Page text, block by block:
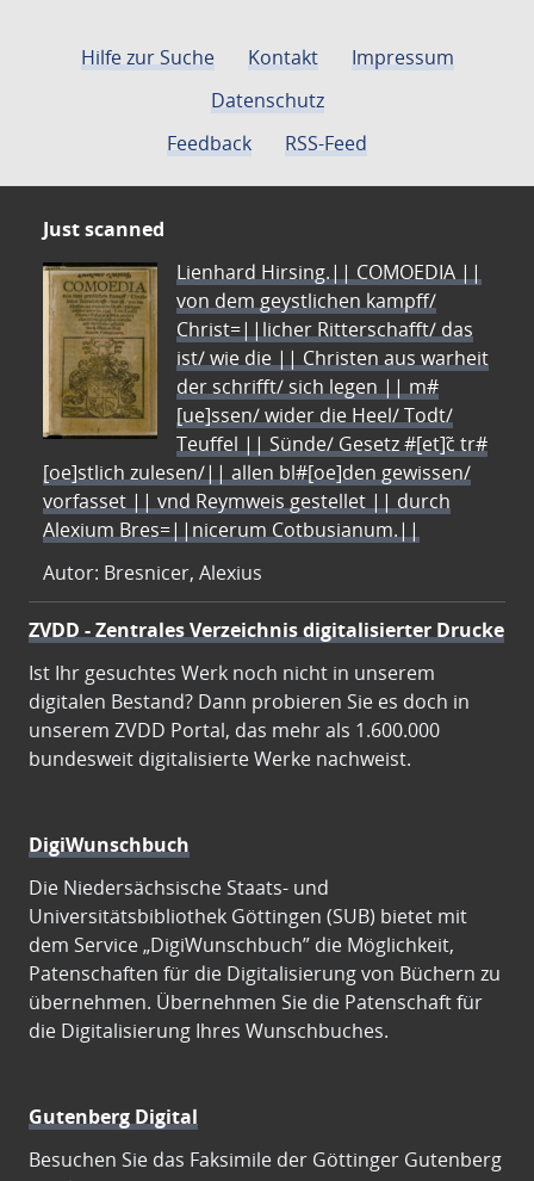
Hilfe zur Suche Kontakt
Impressum
Datenschutz
Feedback
RSS-Feed
Just scanned
Lienhard Hirsing.|| COMOEDIA ||
von dem geystlichen kampff/
Christ=||licher Ritterschafft/ das
ist/ wie die || Christen aus warheit
der schrifft/ sich legen || m#
[ue]ssen/ wider die Heel/ Todt/
Teuffel || Sünde/ Gesetz #[et]c̃ tr#
[oe]stlich zulesen/|| allen bl#[oe]den gewissen/
vorfasset || vnd Reymweis gestellet || durch
Alexium Bres=||nicerum Cotbusianum.||
Autor: Bresnicer, Alexius
ZVDD - Zentrales Verzeichnis digitalisierter Drucke
Ist Ihr gesuchtes Werk noch nicht in unserem
digitalen Bestand? Dann probieren Sie es doch in
unserem ZVDD Portal, das mehr als 1.600.000
bundesweit digitalisierte Werke nachweist.
DigiWunschbuch
Die Niedersächsische Staats- und
Universitätsbibliothek Göttingen (SUB) bietet mit
dem Service „DigiWunschbuch” die Möglichkeit,
Patenschaften für die Digitalisierung von Büchern zu
übernehmen. Übernehmen Sie die Patenschaft für
die Digitalisierung Ihres Wunschbuches.
Gutenberg Digital
Besuchen Sie das Faksimile der Göttinger Gutenberg